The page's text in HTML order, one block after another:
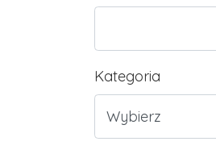
Kategoria